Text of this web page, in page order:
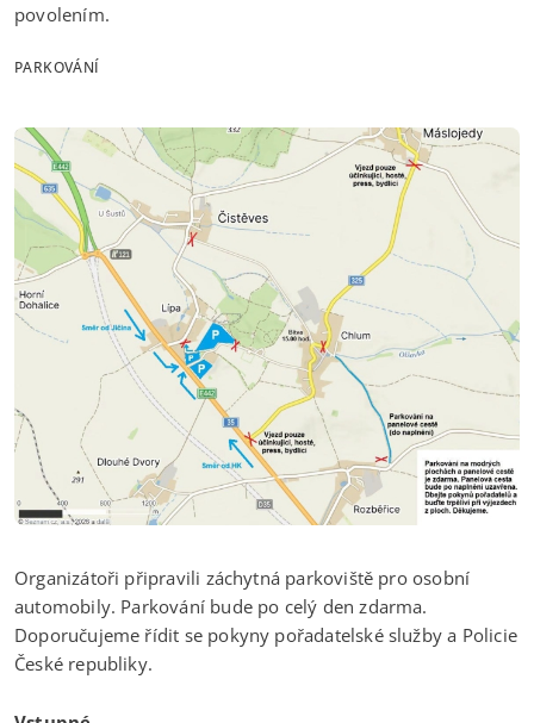
povolením.
PARKOVÁNÍ
Organizátoři připravili záchytná parkoviště pro osobní
automobily. Parkování bude po celý den zdarma.
Doporučujeme řídit se pokyny pořadatelské služby a Policie
České republiky.